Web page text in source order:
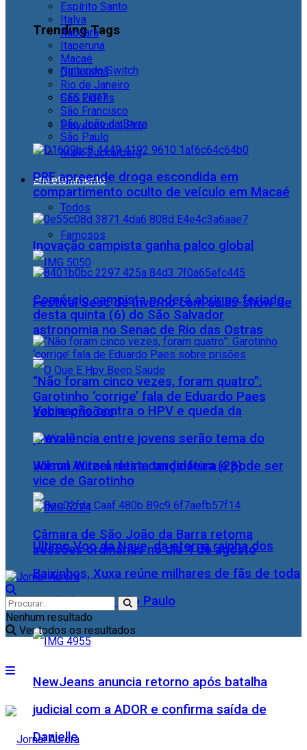
Trending Tags
Nintendo Switch
CES 2017
Playstation 4 Pro
Mark Zuckerberg
Entretenimento
Todos
Famosos
Festival Sesc de Inverno com aulas-show de
astronomia no Senac de Rio das Ostras
Vacinação contra o HPV e queda da
prevalência entre jovens serão tema do
Jornal Aurora desta terça-feira (28)
Último Voo da Nave, da eterna rainha dos
Baixinhos, Xuxa reúne milhares de fãs de toda
as idades, em São Paulo
NewJeans anuncia retorno após batalha
judicial com a ADOR e confirma saída de
Danielle
Espírito Santo
Italva
Itaocara
Itaperuna
Macaé
Quissamã
Rio de Janeiro
São Fidélis
São Francisco
São João da Barra
São Paulo
PRF apreende droga escondida em
compartimento oculto de veículo em Macaé
Inovação campista ganha palco global
Comércio campista poderá abrir no feriado
desta quinta (6) do São Salvador
“Não foram cinco vezes, foram quatro”:
Garotinho ‘corrige’ fala de Eduardo Paes
sobre prisões
Wilson Witzel retira candidatura e pode ser
vice de Garotinho
Câmara de São João da Barra retoma
sessões ordinárias no dia 4 de agosto
Nenhum resultado
Ver todos os resultados